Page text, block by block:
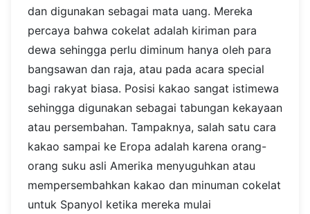
dan digunakan sebagai mata uang. Mereka
percaya bahwa cokelat adalah kiriman para
dewa sehingga perlu diminum hanya oleh para
bangsawan dan raja, atau pada acara special
bagi rakyat biasa. Posisi kakao sangat istimewa
sehingga digunakan sebagai tabungan kekayaan
atau persembahan. Tampaknya, salah satu cara
kakao sampai ke Eropa adalah karena orang-
orang suku asli Amerika menyuguhkan atau
mempersembahkan kakao dan minuman cokelat
untuk Spanyol ketika mereka mulai